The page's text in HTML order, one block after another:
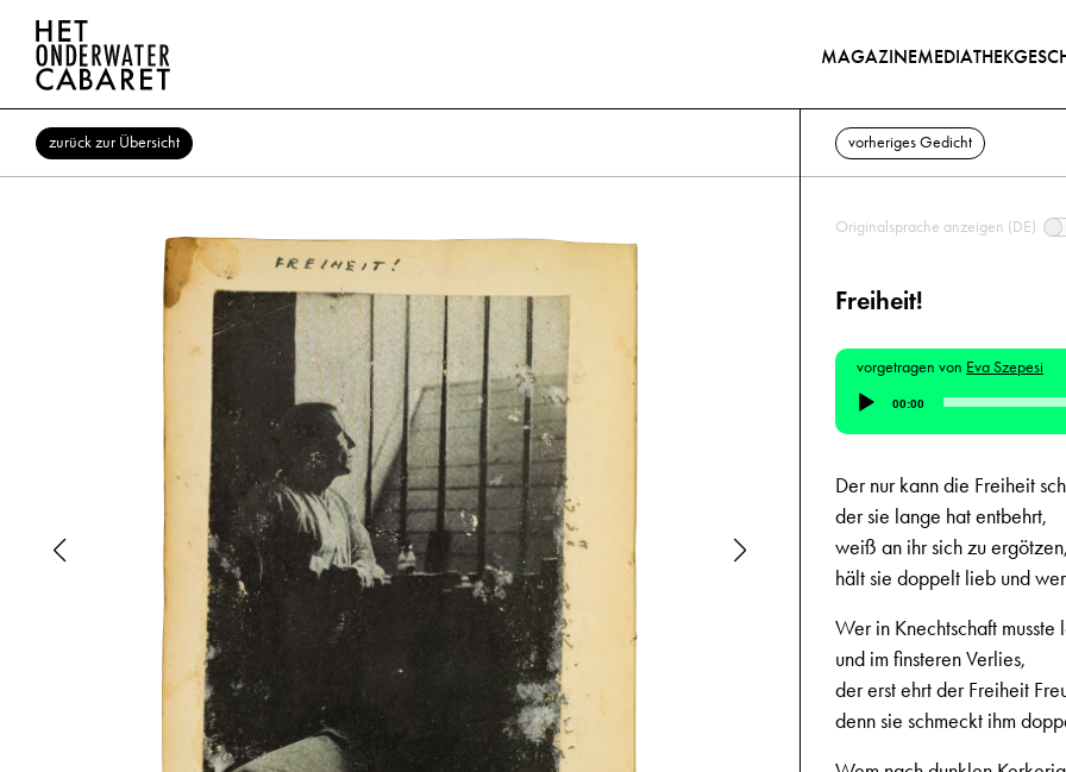
MAGAZINEMEDIATHEK
zurück zur Übersicht vorheriges Gedicht
Originalsprache anzeigen (DE)
Freiheit!
vorgetragen von Eva Szepesi
Audio-
Player
00:00
Der nur kann die Freiheit
der sie lange hat entbehrt,
weiß an ihr sich zu ergötzen,
hält sie doppelt lieb und
Wer in Knechtschaft musste
und im finsteren Verlies,
der erst ehrt der Freiheit
denn sie schmeckt ihm